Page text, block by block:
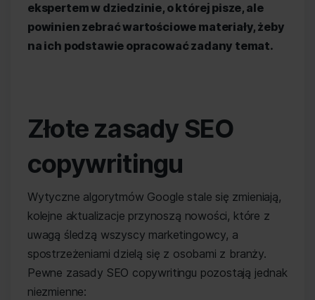
ekspertem w dziedzinie, o której pisze, ale
powinien zebrać wartościowe materiały, żeby
na ich podstawie opracować zadany temat.
Złote zasady SEO
copywritingu
Wytyczne algorytmów Google stale się zmieniają,
kolejne aktualizacje przynoszą nowości, które z
uwagą śledzą wszyscy marketingowcy, a
spostrzeżeniami dzielą się z osobami z branży.
Pewne zasady SEO copywritingu pozostają jednak
niezmienne: